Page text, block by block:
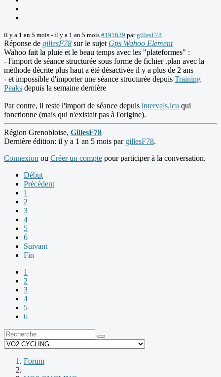
il y a 1 an 5 mois - il y a 1 an 5 mois #191639 pargillesF78
Réponse de gillesF78 sur le sujet Gps Wahoo Element
Wahoo fait la pluie et le beau temps avec les "plateformes" :
- l'import de séance structurée sous forme de fichier .plan avec la
méthode décrite plus haut a été désactivée il y a plus de 2 ans
- et impossible d'importer une séance structurée depuis Training
Peaks depuis la semaine dernière
Par contre, il reste l'import de séance depuis intervals.icu qui
fonctionne (mais qui n'existait pas à l'origine).
Région Grenobloise, GillesF78
Dernière édition: il y a 1 an 5 mois par gillesF78.
Connexion ou Créer un compte pour participer à la conversation.
Début
Précédent
1
2
3
4
5
6
Suivant
Fin
1
2
3
4
5
6
Forum